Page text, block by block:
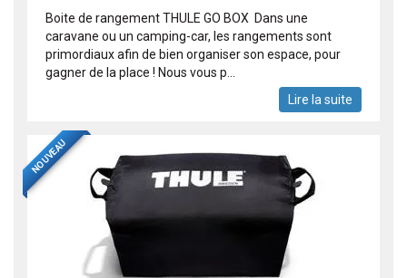
Boite de rangement THULE GO BOX Dans une
caravane ou un camping-car, les rangements sont
primordiaux afin de bien organiser son espace, pour
gagner de la place ! Nous vous p...
Lire la suite
NOUVEAU